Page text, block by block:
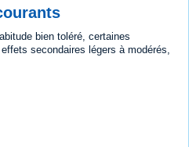
bien toléré, certaines
secondaires légers à modérés,